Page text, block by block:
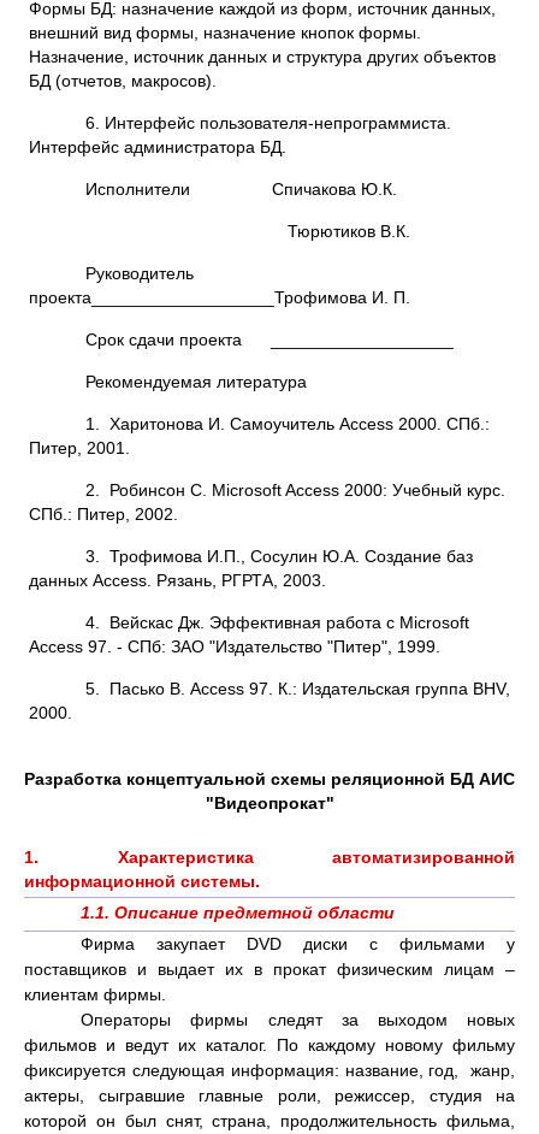
Формы БД: назначение каждой из форм, источник данных,
внешний вид формы, назначение кнопок формы.
Назначение, источник данных и структура других объектов
БД (отчетов, макросов).
6. Интерфейс пользователя-непрограммиста.
Интерфейс администратора БД.
Исполнители Спичакова Ю.К.
Тюрютиков В.К.
Руководитель
проекта___________________Трофимова И. П.
Срок сдачи проекта ___________________
Рекомендуемая литература
1. Харитонова И. Самоучитель Access 2000. СПб.:
Питер, 2001.
2. Робинсон С. Microsoft Access 2000: Учебный курс.
СПб.: Питер, 2002.
3. Трофимова И.П., Сосулин Ю.А. Создание баз
данных Access. Рязань, РГРТА, 2003.
4. Вейскас Дж. Эффективная работа с Microsoft
Access 97. - СПб: ЗАО "Издательство "Питер", 1999.
5. Пасько В. Access 97. К.: Издательская группа BHV,
2000.
Разработка концептуальной схемы реляционной БД АИС
"Видеопрокат"
1. Характеристика автоматизированной
информационной системы.
1.1. Описание предметной области
Фирма закупает DVD диски с фильмами у
поставщиков и выдает их в прокат физическим лицам –
клиентам фирмы.
Операторы фирмы следят за выходом новых
фильмов и ведут их каталог. По каждому новому фильму
фиксируется следующая информация: название, год, жанр,
актеры, сыгравшие главные роли, режиссер, студия на
которой он был снят, страна, продолжительность фильма,